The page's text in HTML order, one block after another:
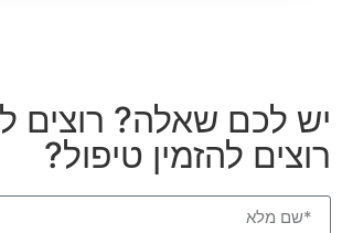
יש לכם שאלה? רוצים
רוצים להזמין טיפול?